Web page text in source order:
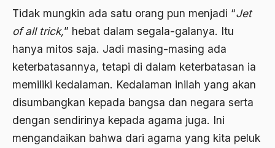
Tidak mungkin ada satu orang pun menjadi “Jet
of all trick,” hebat dalam segala-galanya. Itu
hanya mitos saja. Jadi masing-masing ada
keterbatasannya, tetapi di dalam keterbatasan ia
memiliki kedalaman. Kedalaman inilah yang akan
disumbangkan kepada bangsa dan negara serta
dengan sendirinya kepada agama juga. Ini
mengandaikan bahwa dari agama yang kita peluk
Allah
Alternatif Moral
Alternatif Nilai
Alternatif Politis
Alumni Sayid Al-Maliki